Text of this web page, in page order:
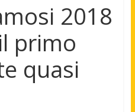
2018
primo
quasi